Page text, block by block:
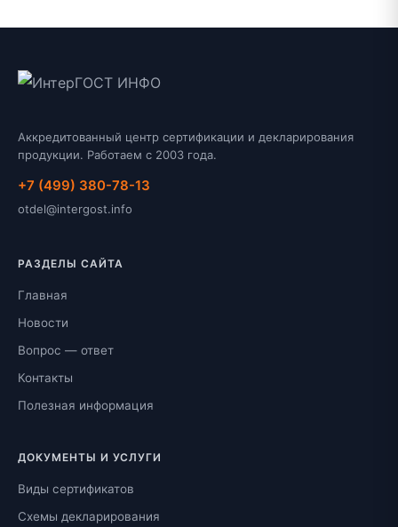
Аккредитованный центр сертификации и декларирования
продукции. Работаем с 2003 года.
+7 (499) 380-78-13
otdel@intergost.info
РАЗДЕЛЫ САЙТА
Главная
Новости
Вопрос — ответ
Контакты
Полезная информация
ДОКУМЕНТЫ И УСЛУГИ
Виды сертификатов
Схемы декларирования